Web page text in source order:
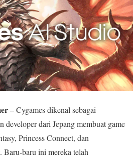
– Cygames dikenal sebagai
developer dari Jepang membuat game
Princess Connect, dan
Baru-baru ini mereka telah